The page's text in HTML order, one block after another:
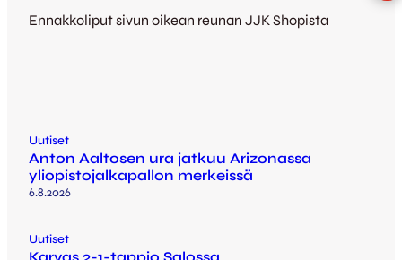
Ennakkoliput sivun oikean reunan JJK Shopista
Uutiset
Anton Aaltosen ura jatkuu Arizonassa
yliopistojalkapallon merkeissä
6.8.2026
Uutiset